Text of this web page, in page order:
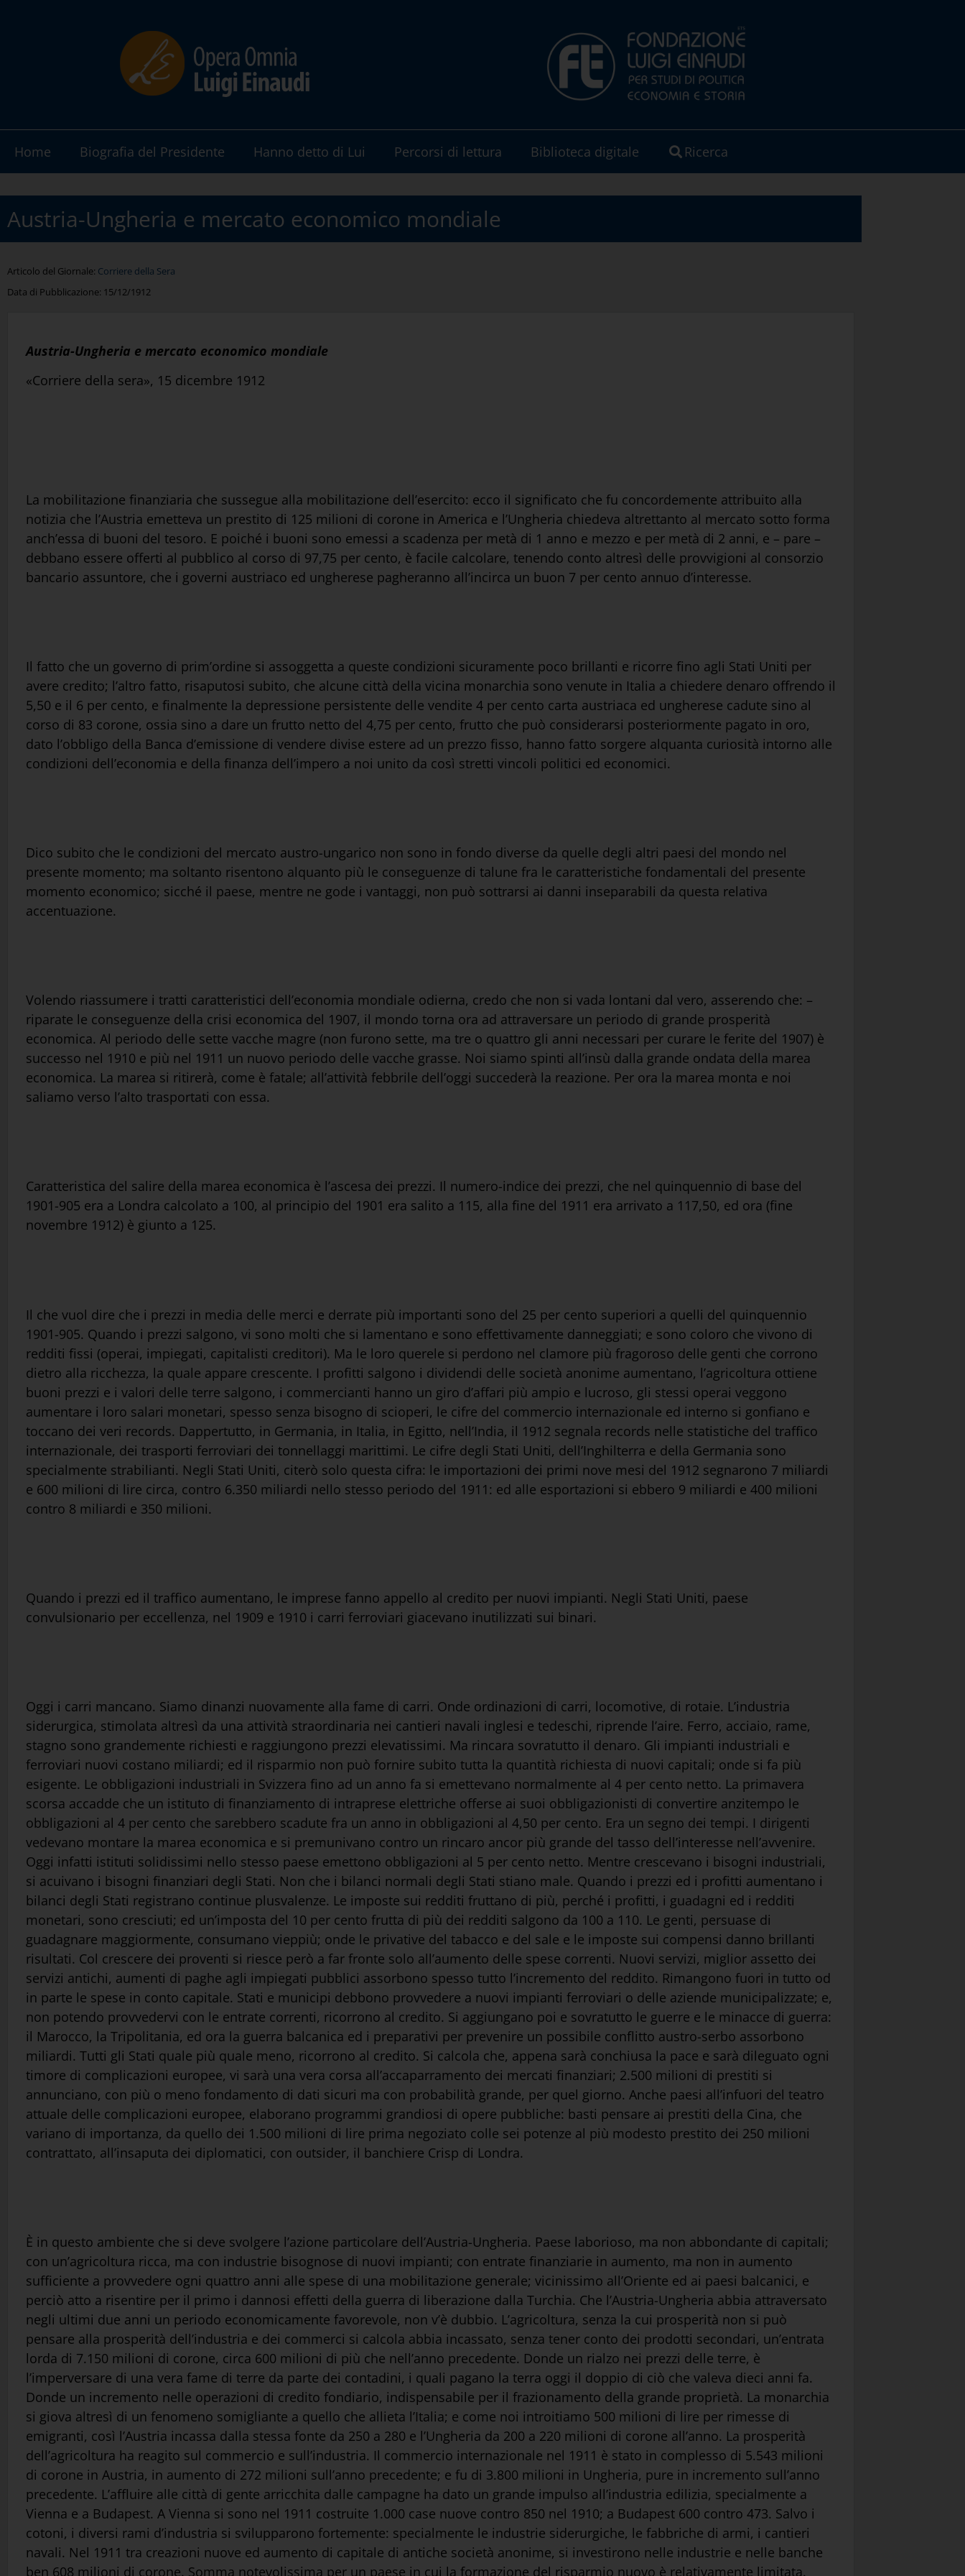
Home Biografia del Presidente Hanno detto di Lui Percorsi di lettura Biblioteca digitale Ricerca
Austria-Ungheria e mercato economico mondiale
Articolo del Giornale: Corriere della Sera
Data di Pubblicazione: 15/12/1912
Austria-Ungheria e mercato economico mondiale
«Corriere della sera», 15 dicembre 1912
La mobilitazione finanziaria che sussegue alla mobilitazione dell’esercito: ecco il significato che fu concordemente attribuito alla
notizia che l’Austria emetteva un prestito di 125 milioni di corone in America e l’Ungheria chiedeva altrettanto al mercato sotto forma
anch’essa di buoni del tesoro. E poiché i buoni sono emessi a scadenza per metà di 1 anno e mezzo e per metà di 2 anni, e – pare –
debbano essere offerti al pubblico al corso di 97,75 per cento, è facile calcolare, tenendo conto altresì delle provvigioni al consorzio
bancario assuntore, che i governi austriaco ed ungherese pagheranno all’incirca un buon 7 per cento annuo d’interesse.
Il fatto che un governo di prim’ordine si assoggetta a queste condizioni sicuramente poco brillanti e ricorre fino agli Stati Uniti per
avere credito; l’altro fatto, risaputosi subito, che alcune città della vicina monarchia sono venute in Italia a chiedere denaro offrendo il
5,50 e il 6 per cento, e finalmente la depressione persistente delle vendite 4 per cento carta austriaca ed ungherese cadute sino al
corso di 83 corone, ossia sino a dare un frutto netto del 4,75 per cento, frutto che può considerarsi posteriormente pagato in oro,
dato l’obbligo della Banca d’emissione di vendere divise estere ad un prezzo fisso, hanno fatto sorgere alquanta curiosità intorno alle
condizioni dell’economia e della finanza dell’impero a noi unito da così stretti vincoli politici ed economici.
Dico subito che le condizioni del mercato austro-ungarico non sono in fondo diverse da quelle degli altri paesi del mondo nel
presente momento; ma soltanto risentono alquanto più le conseguenze di talune fra le caratteristiche fondamentali del presente
momento economico; sicché il paese, mentre ne gode i vantaggi, non può sottrarsi ai danni inseparabili da questa relativa
accentuazione.
Volendo riassumere i tratti caratteristici dell’economia mondiale odierna, credo che non si vada lontani dal vero, asserendo che: –
riparate le conseguenze della crisi economica del 1907, il mondo torna ora ad attraversare un periodo di grande prosperità
economica. Al periodo delle sette vacche magre (non furono sette, ma tre o quattro gli anni necessari per curare le ferite del 1907) è
successo nel 1910 e più nel 1911 un nuovo periodo delle vacche grasse. Noi siamo spinti all’insù dalla grande ondata della marea
economica. La marea si ritirerà, come è fatale; all’attività febbrile dell’oggi succederà la reazione. Per ora la marea monta e noi
saliamo verso l’alto trasportati con essa.
Caratteristica del salire della marea economica è l’ascesa dei prezzi. Il numero-indice dei prezzi, che nel quinquennio di base del
1901-905 era a Londra calcolato a 100, al principio del 1901 era salito a 115, alla fine del 1911 era arrivato a 117,50, ed ora (fine
novembre 1912) è giunto a 125.
Il che vuol dire che i prezzi in media delle merci e derrate più importanti sono del 25 per cento superiori a quelli del quinquennio
1901-905. Quando i prezzi salgono, vi sono molti che si lamentano e sono effettivamente danneggiati; e sono coloro che vivono di
redditi fissi (operai, impiegati, capitalisti creditori). Ma le loro querele si perdono nel clamore più fragoroso delle genti che corrono
dietro alla ricchezza, la quale appare crescente. I profitti salgono i dividendi delle società anonime aumentano, l’agricoltura ottiene
buoni prezzi e i valori delle terre salgono, i commercianti hanno un giro d’affari più ampio e lucroso, gli stessi operai veggono
aumentare i loro salari monetari, spesso senza bisogno di scioperi, le cifre del commercio internazionale ed interno si gonfiano e
toccano dei veri records. Dappertutto, in Germania, in Italia, in Egitto, nell’India, il 1912 segnala records nelle statistiche del traffico
internazionale, dei trasporti ferroviari dei tonnellaggi marittimi. Le cifre degli Stati Uniti, dell’Inghilterra e della Germania sono
specialmente strabilianti. Negli Stati Uniti, citerò solo questa cifra: le importazioni dei primi nove mesi del 1912 segnarono 7 miliardi
e 600 milioni di lire circa, contro 6.350 miliardi nello stesso periodo del 1911: ed alle esportazioni si ebbero 9 miliardi e 400 milioni
contro 8 miliardi e 350 milioni.
Quando i prezzi ed il traffico aumentano, le imprese fanno appello al credito per nuovi impianti. Negli Stati Uniti, paese
convulsionario per eccellenza, nel 1909 e 1910 i carri ferroviari giacevano inutilizzati sui binari.
Oggi i carri mancano. Siamo dinanzi nuovamente alla fame di carri. Onde ordinazioni di carri, locomotive, di rotaie. L’industria
siderurgica, stimolata altresì da una attività straordinaria nei cantieri navali inglesi e tedeschi, riprende l’aire. Ferro, acciaio, rame,
stagno sono grandemente richiesti e raggiungono prezzi elevatissimi. Ma rincara sovratutto il denaro. Gli impianti industriali e
ferroviari nuovi costano miliardi; ed il risparmio non può fornire subito tutta la quantità richiesta di nuovi capitali; onde si fa più
esigente. Le obbligazioni industriali in Svizzera fino ad un anno fa si emettevano normalmente al 4 per cento netto. La primavera
scorsa accadde che un istituto di finanziamento di intraprese elettriche offerse ai suoi obbligazionisti di convertire anzitempo le
obbligazioni al 4 per cento che sarebbero scadute fra un anno in obbligazioni al 4,50 per cento. Era un segno dei tempi. I dirigenti
vedevano montare la marea economica e si premunivano contro un rincaro ancor più grande del tasso dell’interesse nell’avvenire.
Oggi infatti istituti solidissimi nello stesso paese emettono obbligazioni al 5 per cento netto. Mentre crescevano i bisogni industriali,
si acuivano i bisogni finanziari degli Stati. Non che i bilanci normali degli Stati stiano male. Quando i prezzi ed i profitti aumentano i
bilanci degli Stati registrano continue plusvalenze. Le imposte sui redditi fruttano di più, perché i profitti, i guadagni ed i redditi
monetari, sono cresciuti; ed un’imposta del 10 per cento frutta di più dei redditi salgono da 100 a 110. Le genti, persuase di
guadagnare maggiormente, consumano vieppiù; onde le privative del tabacco e del sale e le imposte sui compensi danno brillanti
risultati. Col crescere dei proventi si riesce però a far fronte solo all’aumento delle spese correnti. Nuovi servizi, miglior assetto dei
servizi antichi, aumenti di paghe agli impiegati pubblici assorbono spesso tutto l’incremento del reddito. Rimangono fuori in tutto od
in parte le spese in conto capitale. Stati e municipi debbono provvedere a nuovi impianti ferroviari o delle aziende municipalizzate; e,
non potendo provvedervi con le entrate correnti, ricorrono al credito. Si aggiungano poi e sovratutto le guerre e le minacce di guerra:
il Marocco, la Tripolitania, ed ora la guerra balcanica ed i preparativi per prevenire un possibile conflitto austro-serbo assorbono
miliardi. Tutti gli Stati quale più quale meno, ricorrono al credito. Si calcola che, appena sarà conchiusa la pace e sarà dileguato ogni
timore di complicazioni europee, vi sarà una vera corsa all’accaparramento dei mercati finanziari; 2.500 milioni di prestiti si
annunciano, con più o meno fondamento di dati sicuri ma con probabilità grande, per quel giorno. Anche paesi all’infuori del teatro
attuale delle complicazioni europee, elaborano programmi grandiosi di opere pubbliche: basti pensare ai prestiti della Cina, che
variano di importanza, da quello dei 1.500 milioni di lire prima negoziato colle sei potenze al più modesto prestito dei 250 milioni
contrattato, all’insaputa dei diplomatici, con outsider, il banchiere Crisp di Londra.
È in questo ambiente che si deve svolgere l’azione particolare dell’Austria-Ungheria. Paese laborioso, ma non abbondante di capitali;
con un’agricoltura ricca, ma con industrie bisognose di nuovi impianti; con entrate finanziarie in aumento, ma non in aumento
sufficiente a provvedere ogni quattro anni alle spese di una mobilitazione generale; vicinissimo all’Oriente ed ai paesi balcanici, e
perciò atto a risentire per il primo i dannosi effetti della guerra di liberazione dalla Turchia. Che l’Austria-Ungheria abbia attraversato
negli ultimi due anni un periodo economicamente favorevole, non v’è dubbio. L’agricoltura, senza la cui prosperità non si può
pensare alla prosperità dell’industria e dei commerci si calcola abbia incassato, senza tener conto dei prodotti secondari, un’entrata
lorda di 7.150 milioni di corone, circa 600 milioni di più che nell’anno precedente. Donde un rialzo nei prezzi delle terre, è
l’imperversare di una vera fame di terre da parte dei contadini, i quali pagano la terra oggi il doppio di ciò che valeva dieci anni fa.
Donde un incremento nelle operazioni di credito fondiario, indispensabile per il frazionamento della grande proprietà. La monarchia
si giova altresì di un fenomeno somigliante a quello che allieta l’Italia; e come noi introitiamo 500 milioni di lire per rimesse di
emigranti, così l’Austria incassa dalla stessa fonte da 250 a 280 e l’Ungheria da 200 a 220 milioni di corone all’anno. La prosperità
dell’agricoltura ha reagito sul commercio e sull’industria. Il commercio internazionale nel 1911 è stato in complesso di 5.543 milioni
di corone in Austria, in aumento di 272 milioni sull’anno precedente; e fu di 3.800 milioni in Ungheria, pure in incremento sull’anno
precedente. L’affluire alle città di gente arricchita dalle campagne ha dato un grande impulso all’industria edilizia, specialmente a
Vienna e a Budapest. A Vienna si sono nel 1911 costruite 1.000 case nuove contro 850 nel 1910; a Budapest 600 contro 473. Salvo i
cotoni, i diversi rami d’industria si svilupparono fortemente: specialmente le industrie siderurgiche, le fabbriche di armi, i cantieri
navali. Nel 1911 tra creazioni nuove ed aumento di capitale di antiche società anonime, si investirono nelle industrie e nelle banche
ben 608 milioni di corone. Somma notevolissima per un paese in cui la formazione del risparmio nuovo è relativamente limitata.